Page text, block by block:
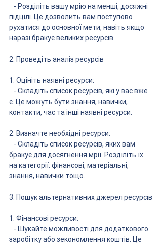
підцілі. Це дозволить вам поступово
рухатися до основної мети, навіть якщо
наразі бракує великих ресурсів.
2. Проведіть аналіз ресурсів
1. Оцініть наявні ресурси:
є. Це можуть бути знання, навички,
контакти, час та інші наявні ресурси.
2. Визначте необхідні ресурси:
бракує для досягнення мрії. Розділіть їх
на категорії: фінансові, матеріальні,
знання, навички тощо.
3. Пошук альтернативних джерел ресурсів
1. Фінансові ресурси:
заробітку або зекономлення коштів. Це